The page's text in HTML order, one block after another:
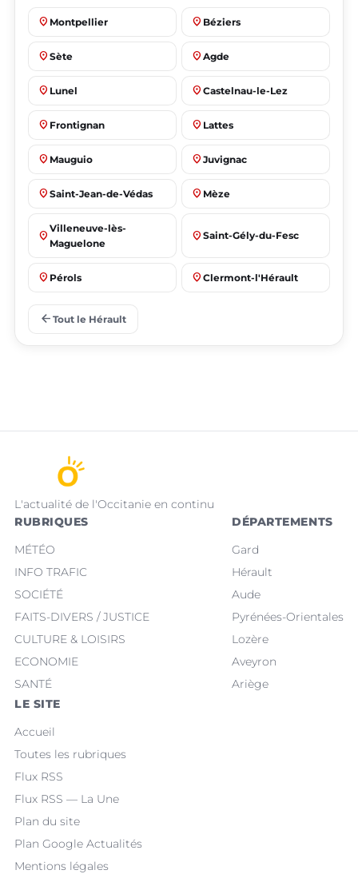
place Montpellier place Béziers
place Sète place Agde
place Lunel place Castelnau-le-Lez
place Frontignan place Lattes
place Mauguio place Juvignac
place Saint-Jean-de-Védas place Mèze
place
Villeneuve-lès-
Maguelone
place Saint-Gély-du-Fesc
place Pérols place Clermont-l'Hérault
place
arrow_back Tout le Hérault
L'actualité de l'Occitanie en continu
RUBRIQUES
MÉTÉO
INFO TRAFIC
SOCIÉTÉ
FAITS-DIVERS / JUSTICE
CULTURE & LOISIRS
ECONOMIE
SANTÉ
DÉPARTEMENTS
Gard
Hérault
Aude
Pyrénées-Orientales
Lozère
Aveyron
Ariège
LE SITE
Accueil
Toutes les rubriques
Flux RSS
Flux RSS — La Une
Plan du site
Plan Google Actualités
Mentions légales